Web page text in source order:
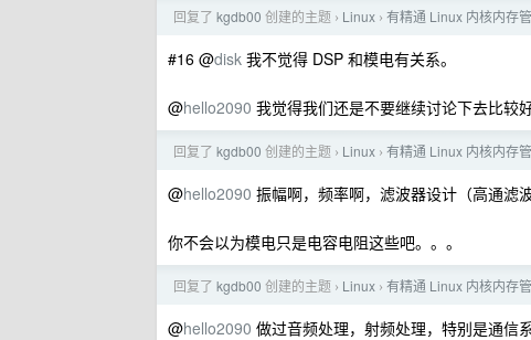
回复了 kgdb00 创建的主题 › Linux › 有精通 Linux 内核内存
#16 @disk 我不觉得 DSP 和模电有关系。
@hello2090 我觉得我们还是不要继续讨论下去比较好
回复了 kgdb00 创建的主题 › Linux › 有精通 Linux 内核内存
@hello2090 振幅啊，频率啊，滤波器设计（高通滤
你不会以为模电只是电容电阻这些吧。。。
回复了 kgdb00 创建的主题 › Linux › 有精通 Linux 内核内存
@hello2090 做过音频处理，射频处理，特别是通信